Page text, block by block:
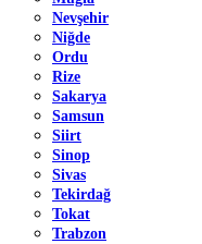
Nevşehir
Niğde
Ordu
Rize
Sakarya
Samsun
Siirt
Sinop
Sivas
Tekirdağ
Tokat
Trabzon